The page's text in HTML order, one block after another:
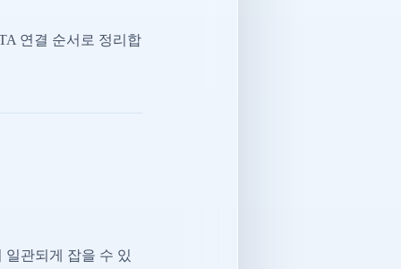
연결 순서로 정리합
관되게 잡을 수 있